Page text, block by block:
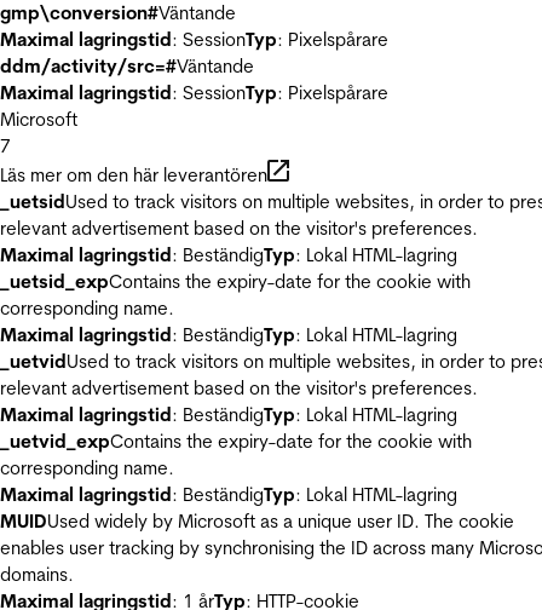
gmp\conversion#Väntande
Maximal lagringstid: SessionTyp: Pixelspårare
ddm/activity/src=#Väntande
Maximal lagringstid: SessionTyp: Pixelspårare
Microsoft
7
Läs mer om den här leverantören
_uetsidUsed to track visitors on multiple websites, in order to
relevant advertisement based on the visitor's preferences.
Maximal lagringstid: BeständigTyp: Lokal HTML-lagring
_uetsid_expContains the expiry-date for the cookie with
corresponding name.
Maximal lagringstid: BeständigTyp: Lokal HTML-lagring
_uetvidUsed to track visitors on multiple websites, in order to
relevant advertisement based on the visitor's preferences.
Maximal lagringstid: BeständigTyp: Lokal HTML-lagring
_uetvid_expContains the expiry-date for the cookie with
corresponding name.
Maximal lagringstid: BeständigTyp: Lokal HTML-lagring
MUIDUsed widely by Microsoft as a unique user ID. The cookie
enables user tracking by synchronising the ID across many
domains.
Maximal lagringstid: 1 årTyp: HTTP-cookie